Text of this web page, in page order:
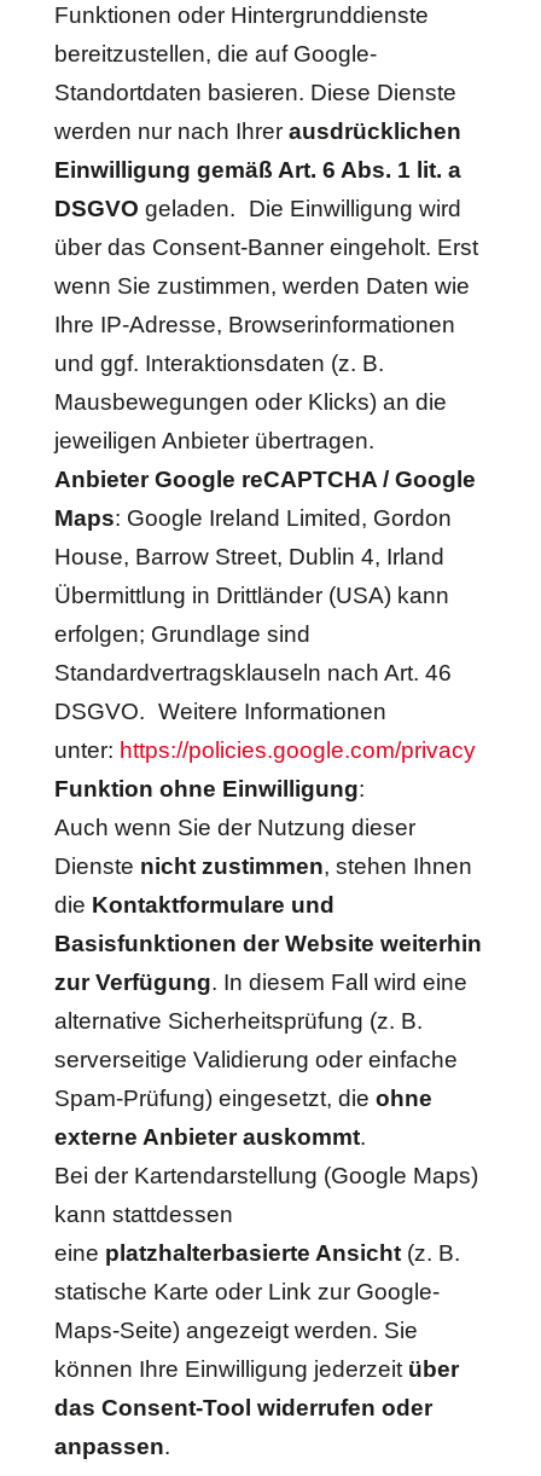
Funktionen oder Hintergrunddienste
bereitzustellen, die auf Google-
Standortdaten basieren. Diese Dienste
werden nur nach Ihrer ausdrücklichen
Einwilligung gemäß Art. 6 Abs. 1 lit. a
DSGVO geladen. Die Einwilligung wird
über das Consent-Banner eingeholt. Erst
wenn Sie zustimmen, werden Daten wie
Ihre IP-Adresse, Browserinformationen
und ggf. Interaktionsdaten (z. B.
Mausbewegungen oder Klicks) an die
jeweiligen Anbieter übertragen.
Anbieter Google reCAPTCHA / Google
Maps: Google Ireland Limited, Gordon
House, Barrow Street, Dublin 4, Irland
Übermittlung in Drittländer (USA) kann
erfolgen; Grundlage sind
Standardvertragsklauseln nach Art. 46
DSGVO. Weitere Informationen
unter: https://policies.google.com/privacy
Funktion ohne Einwilligung:
Auch wenn Sie der Nutzung dieser
Dienste nicht zustimmen, stehen Ihnen
die Kontaktformulare und
Basisfunktionen der Website weiterhin
zur Verfügung. In diesem Fall wird eine
alternative Sicherheitsprüfung (z. B.
serverseitige Validierung oder einfache
Spam-Prüfung) eingesetzt, die ohne
externe Anbieter auskommt.
Bei der Kartendarstellung (Google Maps)
kann stattdessen
eine platzhalterbasierte Ansicht(z. B.
statische Karte oder Link zur Google-
Maps-Seite) angezeigt werden. Sie
können Ihre Einwilligung jederzeit über
das Consent-Tool widerrufen oder
anpassen.